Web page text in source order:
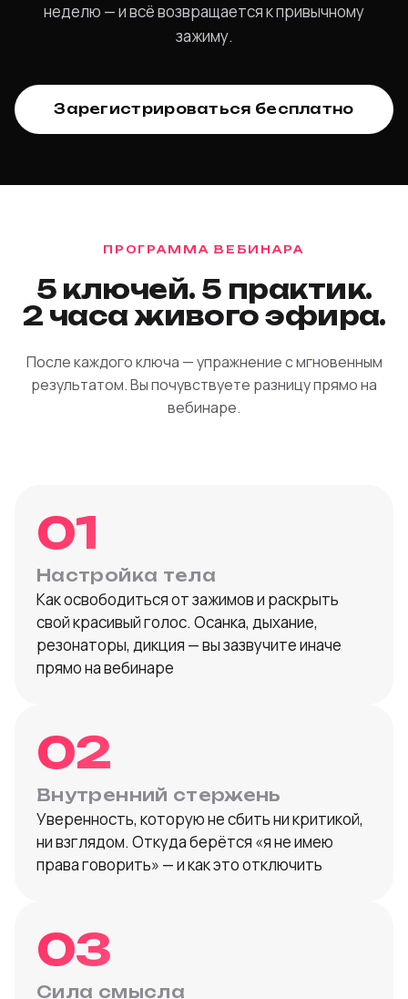
неделю — и всё возвращается к привычному
зажиму.
Зарегистрироваться бесплатно
ПРОГРАММА ВЕБИНАРА
5 ключей. 5 практик.
2 часа живого эфира.
После каждого ключа — упражнение с мгновенным
результатом. Вы почувствуете разницу прямо на
вебинаре.
01
Настройка тела
Как освободиться от зажимов и раскрыть
свой красивый голос. Осанка, дыхание,
резонаторы, дикция — вы зазвучите иначе
прямо на вебинаре
02
Внутренний стержень
Уверенность, которую не сбить ни критикой,
ни взглядом. Откуда берётся «я не имею
права говорить» — и как это отключить
03
Сила смысла